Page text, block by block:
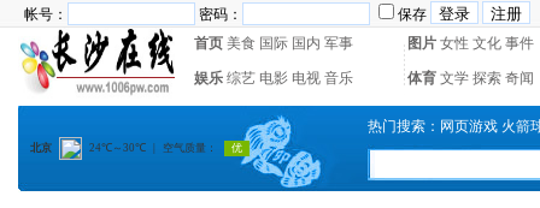
帐号： 密码：
保存
首页 美食 国际 国内 军事 图片 女性 文化 事件
娱乐 综艺 电影 电视 音乐 体育 文学 探索 奇闻
热门搜索： 网页游戏 火箭